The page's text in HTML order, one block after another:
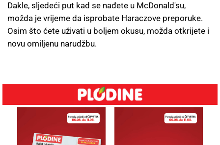
Dakle, sljedeći put kad se nađete u McDonald'su,
možda je vrijeme da isprobate Haraczove preporuke.
Osim što ćete uživati u boljem okusu, možda otkrijete i
novu omiljenu narudžbu.